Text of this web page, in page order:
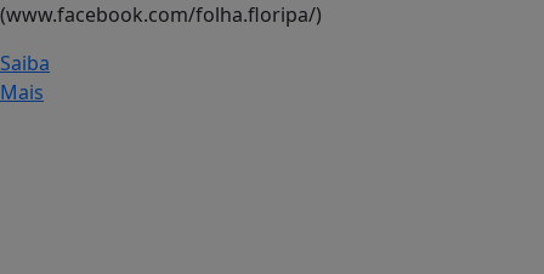
(www.facebook.com/folha.floripa/)
Saiba
Mais